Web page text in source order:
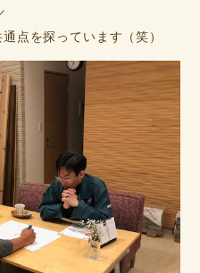
点を探っています（笑）